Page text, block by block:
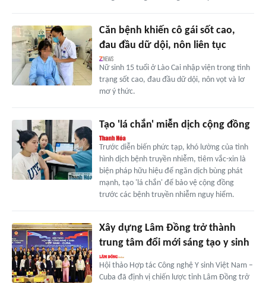
Căn bệnh khiến cô gái sốt cao,
đau đầu dữ dội, nôn liên tục
Nữ sinh 15 tuổi ở Lào Cai nhập viện trong tình
trạng sốt cao, đau đầu dữ dội, nôn vọt và lơ
mơ ý thức.
Tạo 'lá chắn' miễn dịch cộng đồng
Trước diễn biến phức tạp, khó lường của tình
hình dịch bệnh truyền nhiễm, tiêm vắc-xin là
biện pháp hữu hiệu để ngăn dịch bùng phát
mạnh, tạo 'lá chắn' để bảo vệ cộng đồng
trước các bệnh truyền nhiễm nguy hiểm.
Xây dựng Lâm Đồng trở thành
trung tâm đổi mới sáng tạo y sinh
Hội thảo Hợp tác Công nghệ Y sinh Việt Nam –
Cuba đã định vị chiến lược tỉnh Lâm Đồng trở